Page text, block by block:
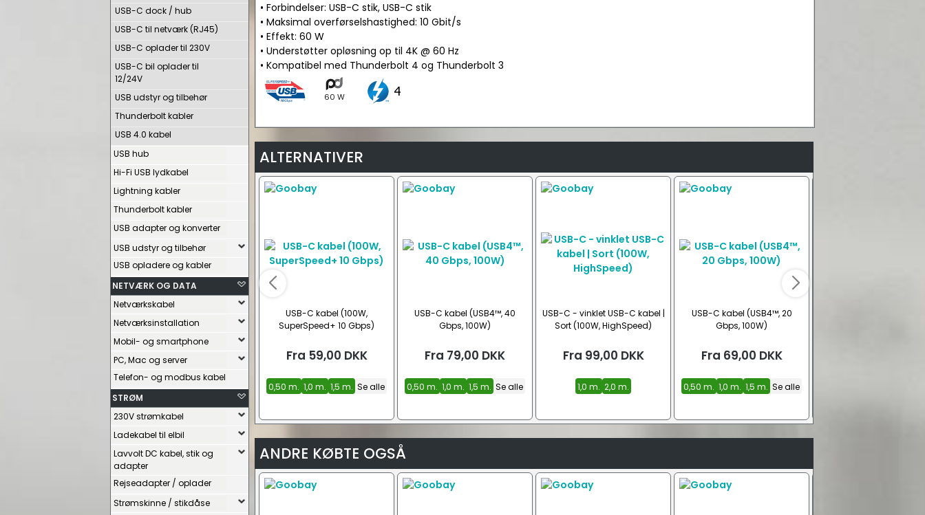
USB-C dock / hub
USB-C til netværk (RJ45)
USB-C oplader til 230V
USB-C bil oplader til
12/24V
USB udstyr og tilbehør
Thunderbolt kabler
USB 4.0 kabel
USB hub
Hi-Fi USB lydkabel
Lightning kabler
Thunderbolt kabler
USB adapter og konverter
USB udstyr og tilbehør
USB opladere og kabler
NETVÆRK OG DATA
Netværkskabel
Netværksinstallation
Mobil- og smartphone
PC, Mac og server
Telefon- og modbus kabel
STRØM
230V strømkabel
Ladekabel til elbil
Lavvolt DC kabel, stik og
adapter
Rejseadapter / oplader
Strømskinne / stikdåse
• Forbindelser: USB-C stik, USB-C stik
• Maksimal overførselshastighed: 10 Gbit/s
• Effekt: 60 W
• Understøtter opløsning op til 4K @ 60 Hz
• Kompatibel med Thunderbolt 4 og Thunderbolt 3
60 W
ALTERNATIVER
USB-C kabel (100W,
SuperSpeed+ 10 Gbps)
Fra 59,00 DKK
0,50 m. 1,0 m. 1,5 m. Se alle
USB-C kabel (USB4™, 40
Gbps, 100W)
Fra 79,00 DKK
0,50 m. 1,0 m. 1,5 m. Se alle
USB-C - vinklet USB-C kabel |
Sort (100W, HighSpeed)
Fra 99,00 DKK
1,0 m. 2,0 m.
USB-C kabel (USB4™, 20
Gbps, 100W)
Fra 69,00 DKK
0,50 m. 1,0 m. 1,5 m. Se alle
ANDRE KØBTE OGSÅ